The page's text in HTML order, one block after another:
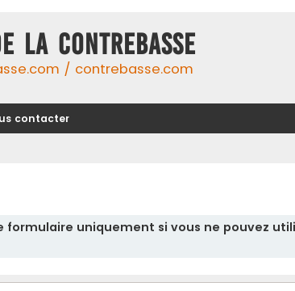
LA CONTREBASSE
/ contrebasse.com
contacter
formulaire uniquement si vous ne pouvez